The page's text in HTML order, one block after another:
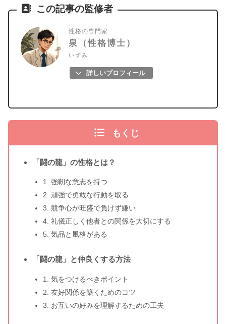
この記事の監修者
性格の専門家
泉（性格博士）
いずみ
詳しいプロフィール
もくじ
「闘の龍」の性格とは？
1. 強靭な意志を持つ
2. 頑強で勇敢な行動を取る
3. 競争心が旺盛で負けず嫌い
4. 礼儀正しく他者との関係を大切にする
5. 気品と風格がある
「闘の龍」と仲良くする方法
1. 気をつけるべきポイント
2. 友好関係を築くためのコツ
3. お互いの好みを理解するための工夫